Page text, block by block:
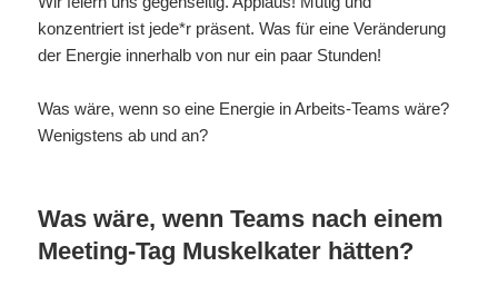
konzentriert ist jede*r präsent. Was für eine Veränderung
der Energie innerhalb von nur ein paar Stunden!
Was wäre, wenn so eine Energie in Arbeits-Teams wäre?
Wenigstens ab und an?
Was wäre, wenn Teams nach einem
Meeting-Tag Muskelkater hätten?